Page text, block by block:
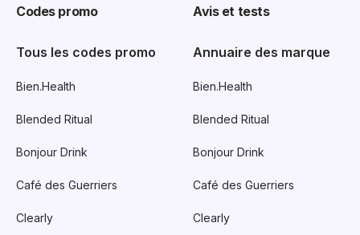
Codes promo
Tous les codes promo
Bien.Health
Blended Ritual
Bonjour Drink
Café des Guerriers
Clearly
Avis et tests
Annuaire des marque
Bien.Health
Blended Ritual
Bonjour Drink
Café des Guerriers
Clearly